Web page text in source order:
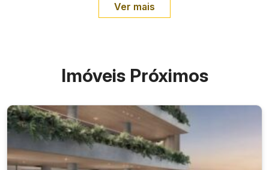
Ver mais
Imóveis Próximos